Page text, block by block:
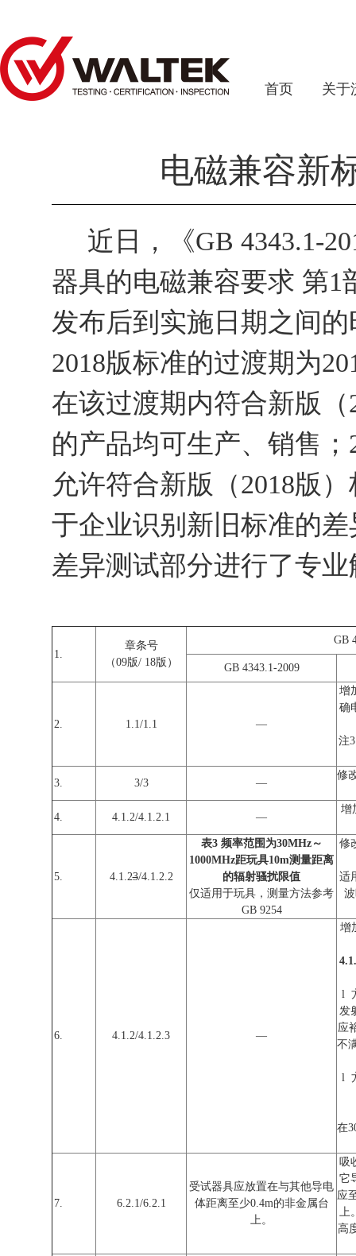
首页 关于
电磁兼容新
近日，《GB 4343.1-
器具的电磁兼容要求 第1
发布后到实施日期之间
2018版标准的过渡期为
在该过渡期内符合新版（
的产品均可生产、销售；
允许符合新版（2018版
于企业识别新旧标准的
差异测试部分进行了专
1.
章条号
（09版/ 18版）
GB
GB 4343.1-2009
2. 1.1/1.1 —
增
确
注
3. 3/3 —
修
4. 4.1.2/4.1.2.1 —
增
5. 4.1.23/4.1.2.2
表3 频率范围为30MHz～
1000MHz距玩具10m测量距离
的辐射骚扰限值
仅适用于玩具，测量方法参考
GB 9254
修
适
6. 4.1.2/4.1.2.3 —
增
l
发
应
不
l
在
7. 6.2.1/6.2.1
受试器具应放置在与其他导电
体距离至少0.4m的非金属台
上。
吸
它
应
上
高